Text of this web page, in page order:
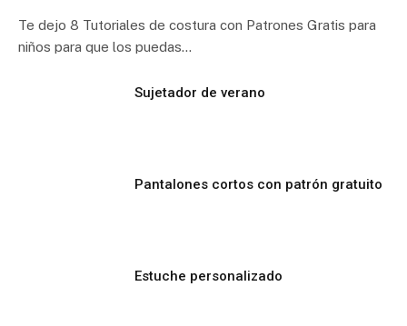
Te dejo 8 Tutoriales de costura con Patrones Gratis para
niños para que los puedas…
Sujetador de verano
Pantalones cortos con patrón gratuito
Estuche personalizado